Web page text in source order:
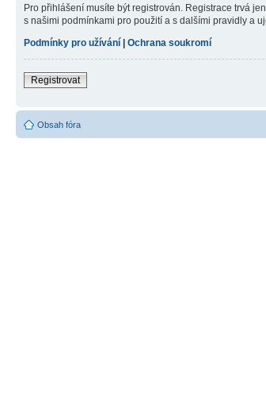
Pro přihlášení musíte být registrován. Registrace trvá
s našimi podmínkami pro použití a s dalšími pravidly a
Podmínky pro užívání | Ochrana soukromí
Registrovat
Obsah fóra